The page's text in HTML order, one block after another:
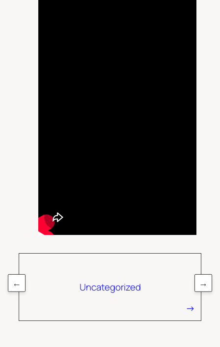
Uncategorized
← →